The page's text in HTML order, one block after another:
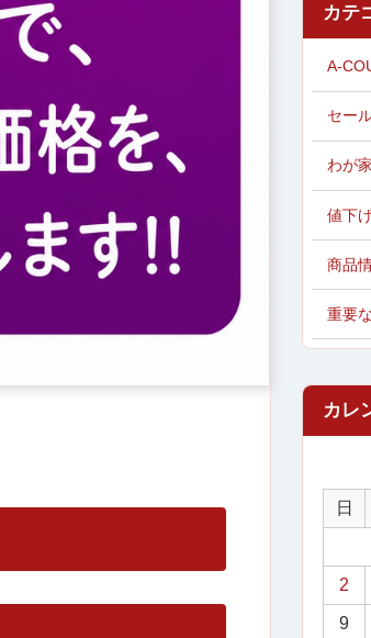
カテ
A-
セー
わが
値下
商品
重要
日
2
9